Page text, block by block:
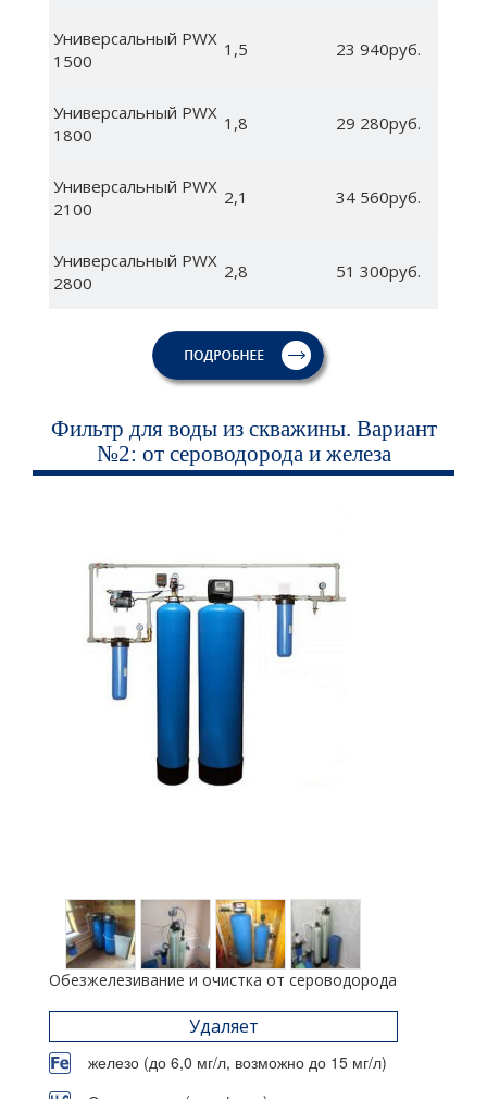
Универсальный PWX
1500
1,5 23 940руб.
Универсальный PWX
1800
1,8 29 280руб.
Универсальный PWX
2100
2,1 34 560руб.
Универсальный PWX
2800
2,8 51 300руб.
Фильтр для воды из скважины. Вариант
№2: от сероводорода и железа
Обезжелезивание и очистка от сероводорода
Удаляет
железо (до 6,0 мг/л, возможно до 15 мг/л)